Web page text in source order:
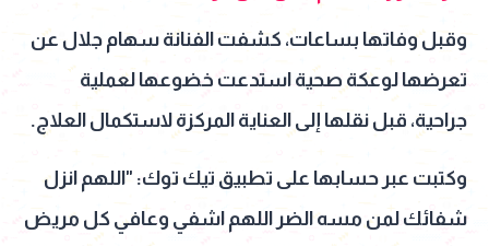
وقبل وفاتها بساعات، كشفت الفنانة سهام جلال عن
تعرضها لوعكة صحية استدعت خضوعها لعملية
جراحية، قبل نقلها إلى العناية المركزة لاستكمال العلاج.
وكتبت عبر حسابها على تطبيق تيك توك: "اللهم انزل
شفائك لمن مسه الضر اللهم اشفي وعافي كل مريض